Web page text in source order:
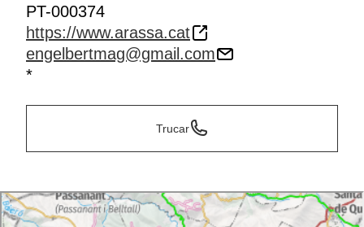
PT-000374
https://www.arassa.cat
engelbertmag@gmail.com
*
Trucar